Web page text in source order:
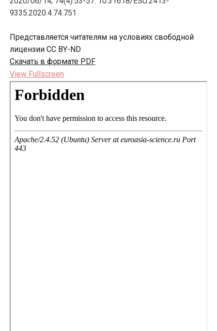
9335.2020.4.74.751
Представляется читателям на условиях свободной
лицензии CC BY-ND
Скачать в формате PDF
View Fullscreen
Перейти
содержимому